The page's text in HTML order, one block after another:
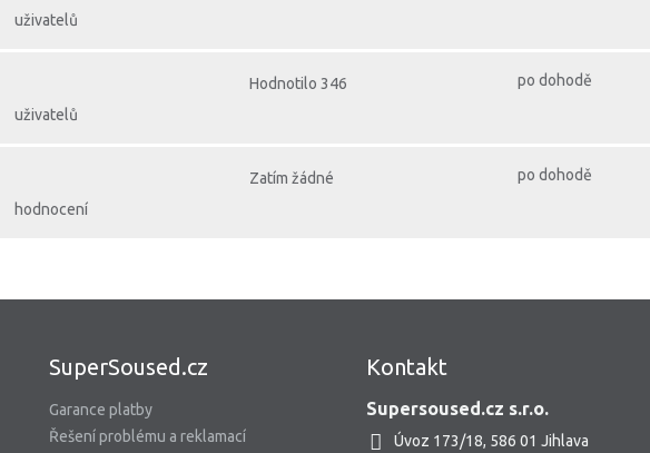
uživatelů
Hodnotilo 346
uživatelů
po dohodě
Zatím žádné
hodnocení
po dohodě
SuperSoused.cz
Garance platby
Řešení problému a reklamací
Kontakt
Supersoused.cz s.r.o.
Úvoz 173/18, 586 01 Jihlava